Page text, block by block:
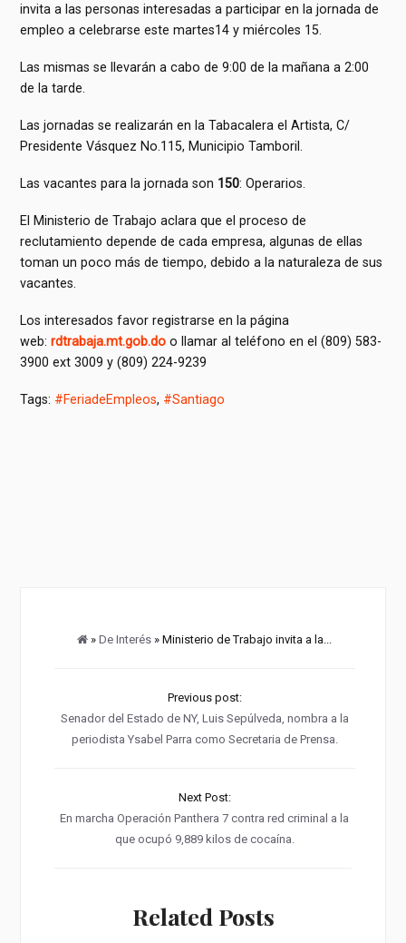
invita a las personas interesadas a participar en la jornada de
empleo a celebrarse este martes14 y miércoles 15.
Las mismas se llevarán a cabo de 9:00 de la mañana a 2:00
de la tarde.
Las jornadas se realizarán en la Tabacalera el Artista, C/
Presidente Vásquez No.115, Municipio Tamboril.
Las vacantes para la jornada son 150: Operarios.
El Ministerio de Trabajo aclara que el proceso de
reclutamiento depende de cada empresa, algunas de ellas
toman un poco más de tiempo, debido a la naturaleza de sus
vacantes.
Los interesados favor registrarse en la página
web:rdtrabaja.mt.gob.do o llamar al teléfono en el (809) 583-
3900 ext 3009 y (809) 224-9239
Tags: #FeriadeEmpleos, #Santiago
»De Interés » Ministerio de Trabajo invita a la...
Previous post:
Senador del Estado de NY, Luis Sepúlveda, nombra a la
periodista Ysabel Parra como Secretaria de Prensa.
Next Post:
En marcha Operación Panthera 7 contra red criminal a la
que ocupó 9,889 kilos de cocaína.
Related Posts